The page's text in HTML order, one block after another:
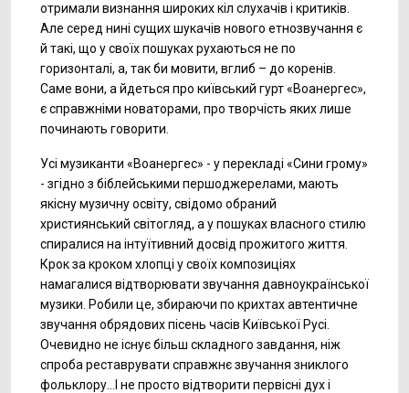
отримали визнання широких кіл слухачів і критиків.
Але серед нині сущих шукачів нового етнозвучання є
й такі, що у своїх пошуках рухаються не по
горизонталі, а, так би мовити, вглиб – до коренів.
Саме вони, а йдеться про київський гурт «Воанергес»,
є справжніми новаторами, про творчість яких лише
починають говорити.
Усі музиканти «Воанергес» - у перекладі «Сини грому»
- згідно з біблейськими першоджерелами, мають
якісну музичну освіту, свідомо обраний
християнський світогляд, а у пошуках власного стилю
спиралися на інтуїтивний досвід прожитого життя.
Крок за кроком хлопці у своїх композиціях
намагалися відтворювати звучання давноукраїнської
музики. Робили це, збираючи по крихтах автентичне
звучання обрядових пісень часів Київської Русі.
Очевидно не існує більш складного завдання, ніж
спроба реставрувати справжнє звучання зниклого
фольклору...І не просто відтворити первісні дух і